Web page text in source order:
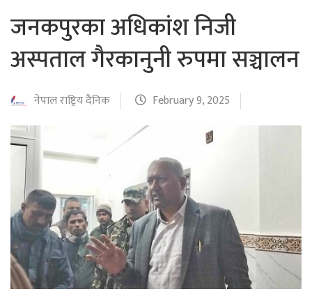
जनकपुरका अधिकांश निजी
अस्पताल गैरकानुनी रुपमा सञ्चालन
नेपाल राष्ट्रिय दैनिक February 9, 2025